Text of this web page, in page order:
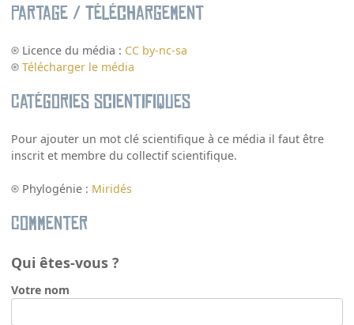
Partage / Téléchargement
Licence du média : CC by-nc-sa
Télécharger le média
Catégories scientifiques
Pour ajouter un mot clé scientifique à ce média il faut être
inscrit et membre du collectif scientifique.
Phylogénie : Miridés
Commenter
Qui êtes-vous ?
Votre nom